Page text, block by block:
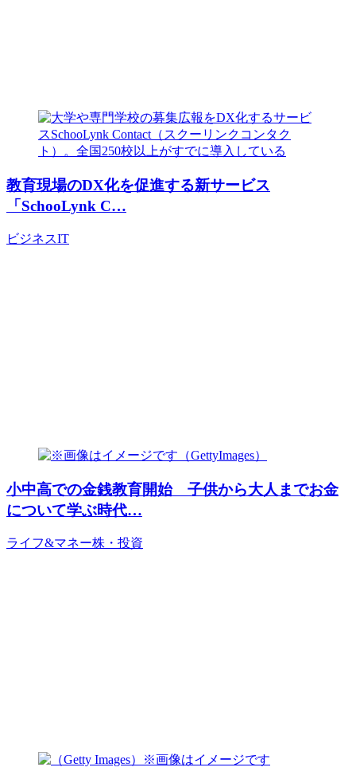
教育現場のDX化を促進する新サービス
「SchooLynk C…
ビジネスIT
小中高での金銭教育開始 子供から大人までお金
について学ぶ時代…
ライフ&マネー株・投資